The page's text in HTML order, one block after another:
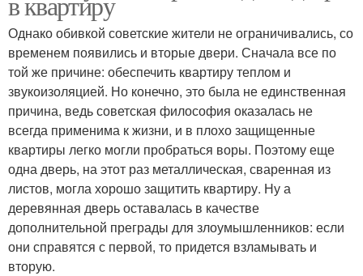
Однако обивкой советские жители не ограничивались, со
временем появились и вторые двери. Сначала все по
той же причине: обеспечить квартиру теплом и
звукоизоляцией. Но конечно, это была не единственная
причина, ведь советская философия оказалась не
всегда применима к жизни, и в плохо защищенные
квартиры легко могли пробраться воры. Поэтому еще
одна дверь, на этот раз металлическая, сваренная из
листов, могла хорошо защитить квартиру. Ну а
деревянная дверь оставалась в качестве
дополнительной преграды для злоумышленников: если
они справятся с первой, то придется взламывать и
вторую.